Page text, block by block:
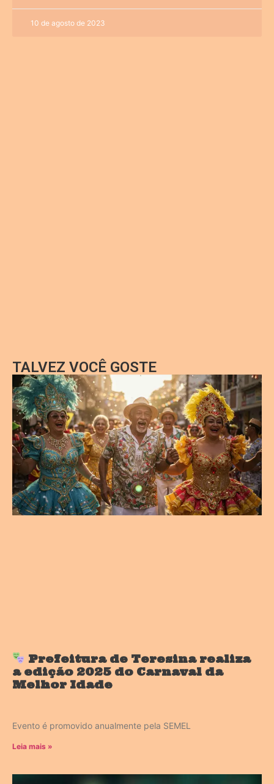
10 de agosto de 2023
TALVEZ VOCÊ GOSTE
Prefeitura de Teresina realiza
a edição 2025 do Carnaval da
Melhor Idade
Evento é promovido anualmente pela SEMEL
Leia mais »